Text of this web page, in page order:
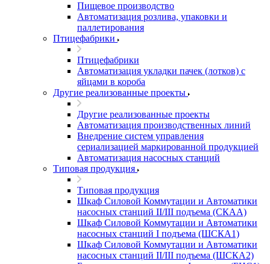
Пищевое производство
Автоматизация розлива, упаковки и
паллетирования
Птицефабрики
Птицефабрики
Автоматизация укладки пачек (лотков) с
яйцами в короба
Другие реализованные проекты
Другие реализованные проекты
Автоматизация производственных линий
Внедрение систем управления
сериализацией маркированной продукцией
Автоматизация насосных станций
Типовая продукция
Типовая продукция
Шкаф Силовой Коммутации и Автоматики
насосных станций II/III подъема (СКАА)
Шкаф Силовой Коммутации и Автоматики
насосных станций I подъема (ШСКА1)
Шкаф Силовой Коммутации и Автоматики
насосных станций II/III подъема (ШСКА2)